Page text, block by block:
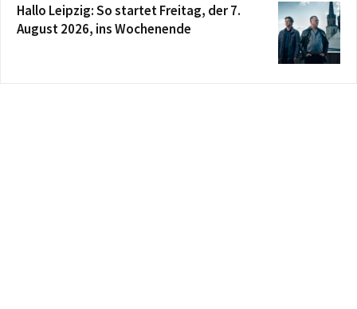
Hallo Leipzig: So startet Freitag, der 7.
August 2026, ins Wochenende